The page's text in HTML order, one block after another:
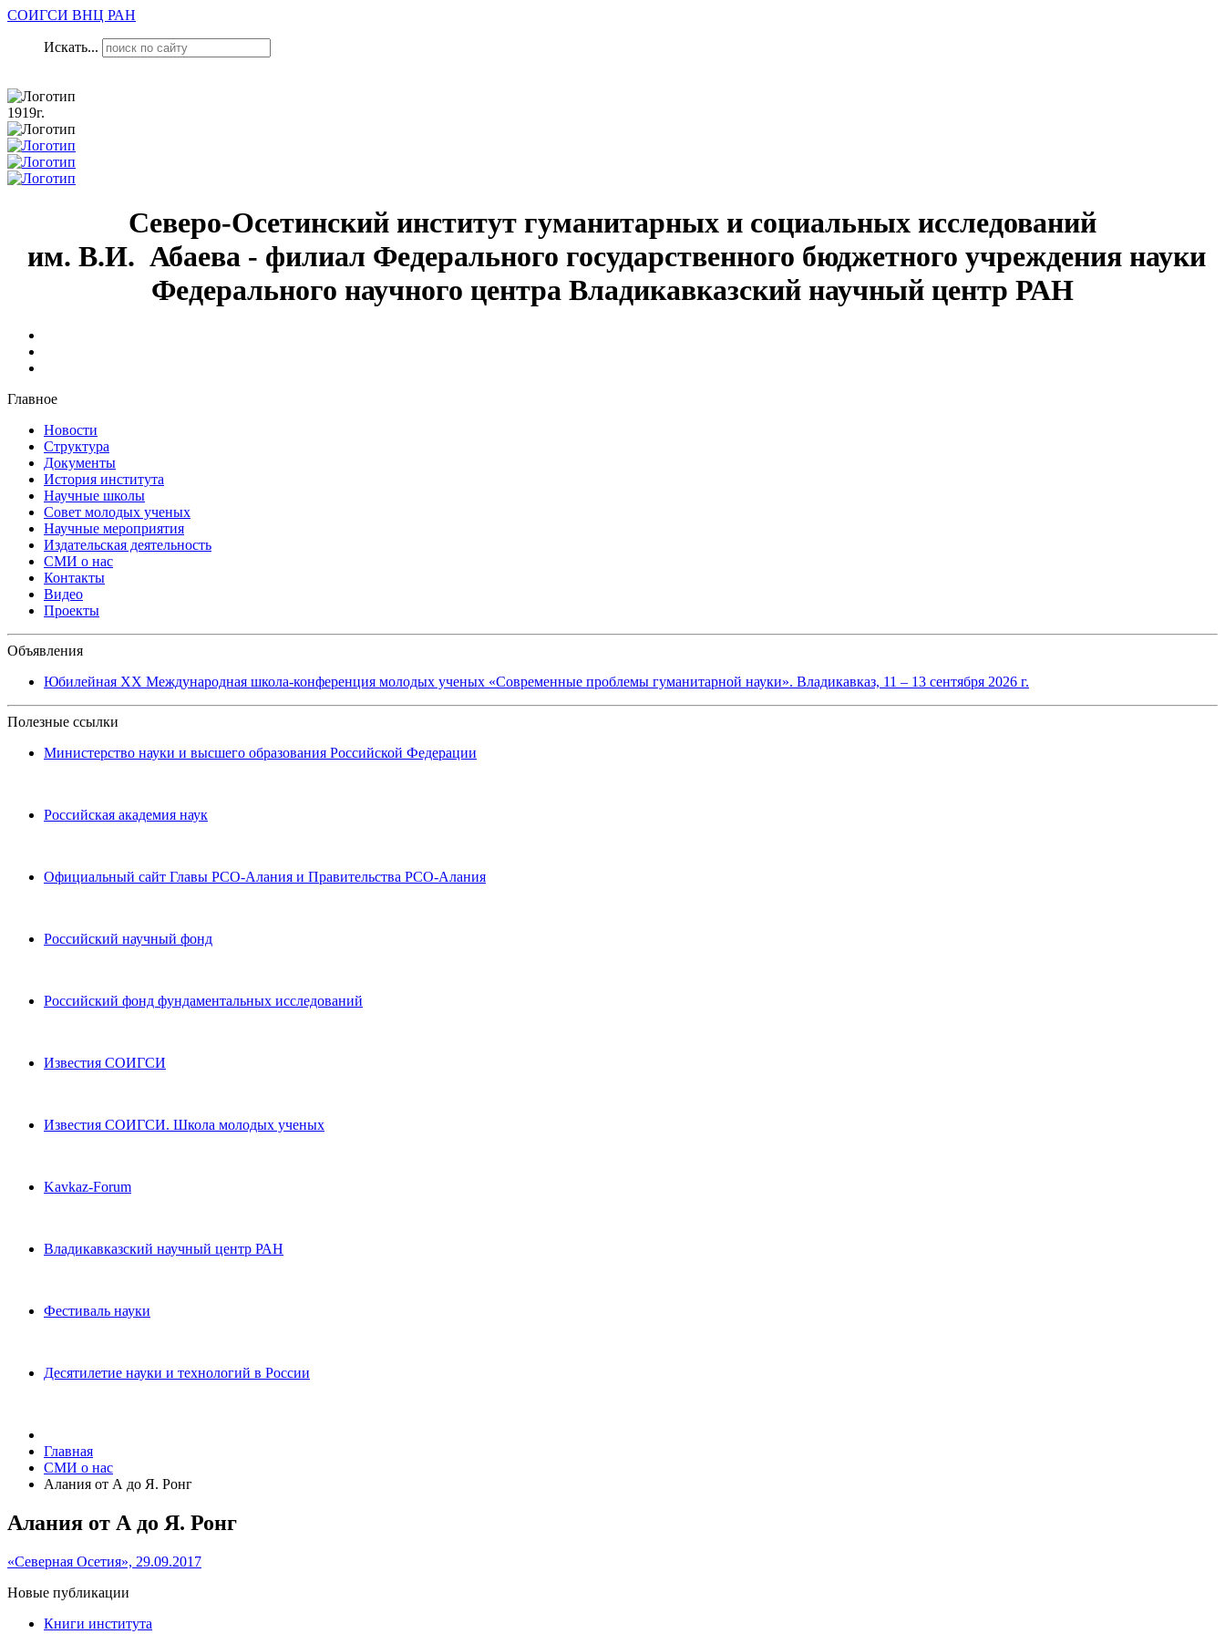
СОИГСИ ВНЦ РАН
Искать...
1919г.
Северо-Осетинский институт гуманитарных и социальных исследований
им. В.И. Абаева - филиал Федерального государственного бюджетного учреждения науки
Федерального научного центра Владикавказский научный центр РАН
Главное
Новости
Структура
Документы
История института
Научные школы
Совет молодых ученых
Научные мероприятия
Издательская деятельность
СМИ о нас
Контакты
Видео
Проекты
Объявления
Юбилейная XХ Международная школа-конференция молодых ученых «Современные проблемы гуманитарной науки». Владикавказ, 11 – 13 сентября 2026 г.
Полезные ссылки
Министерство науки и высшего образования Российской Федерации
Российская академия наук
Официальный сайт Главы РСО-Алания и Правительства РСО-Алания
Российский научный фонд
Российский фонд фундаментальных исследований
Известия СОИГСИ
Известия СОИГСИ. Школа молодых ученых
Kavkaz-Forum
Владикавказский научный центр РАН
Фестиваль науки
Десятилетие науки и технологий в России
Главная
СМИ о нас
Алания от А до Я. Ронг
Алания от А до Я. Ронг
«Северная Осетия», 29.09.2017
Новые публикации
Книги института